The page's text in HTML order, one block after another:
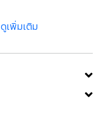
ดูเพิ่มเติม